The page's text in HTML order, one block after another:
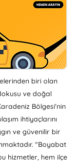
biri olan
ve doğal
Bölgesi'nin
ihtiyaçlarını
ve güvenilir bir
"Boyabat
hizmetler, hem ilçe